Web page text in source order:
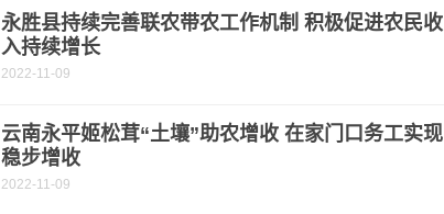
永胜县持续完善联农带农工作机制 积极促进农民收
入持续增长
2022-11-09
云南永平姬松茸“土壤”助农增收 在家门口务工实现
稳步增收
2022-11-09